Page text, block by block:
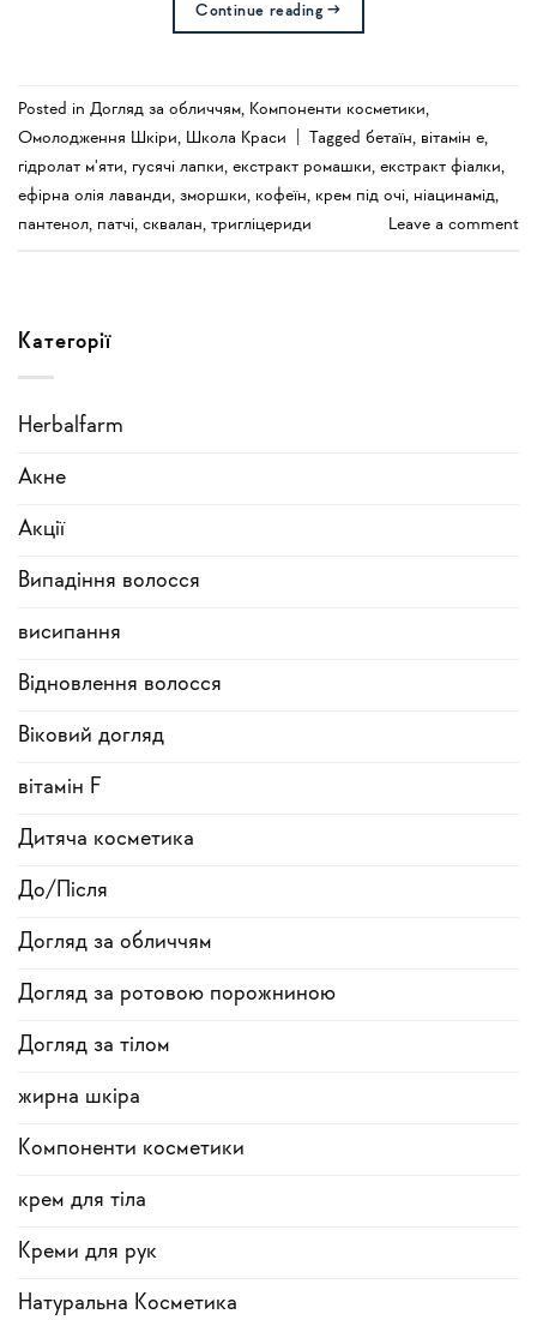
Continue reading→
Posted in Догляд за обличчям, Компоненти косметики,
Омолодження Шкіри, Школа Краси Tagged бетаїн, вітамін е,
гідролат м'яти, гусячі лапки, екстракт ромашки, екстракт фіалки,
ефірна олія лаванди, зморшки, кофеїн, крем під очі, ніацинамід,
пантенол, патчі, сквалан, тригліцериди Leave a comment
Категорії
Herbalfarm
Акне
Акції
Випадіння волосся
висипання
Відновлення волосся
Віковий догляд
вітамін F
Дитяча косметика
До/Після
Догляд за обличчям
Догляд за ротовою порожниною
Догляд за тілом
жирна шкіра
Компоненти косметики
крем для тіла
Креми для рук
Натуральна Косметика